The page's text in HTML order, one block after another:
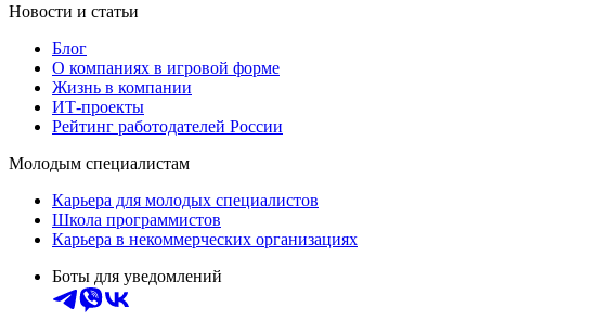
Новости и статьи
Блог
О компаниях в игровой форме
Жизнь в компании
ИТ-проекты
Рейтинг работодателей России
Молодым специалистам
Карьера для молодых специалистов
Школа программистов
Карьера в некоммерческих организациях
Боты для уведомлений